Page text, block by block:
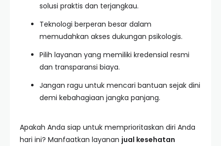
solusi praktis dan terjangkau.
Teknologi berperan besar dalam
memudahkan akses dukungan psikologis.
Pilih layanan yang memiliki kredensial resmi
dan transparansi biaya.
Jangan ragu untuk mencari bantuan sejak dini
demi kebahagiaan jangka panjang.
Apakah Anda siap untuk memprioritaskan diri Anda
hari ini? Manfaatkan layanan jual kesehatan